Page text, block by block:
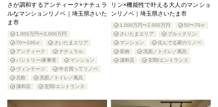
さが調和するアンティーク×ナチュラ
ルなマンションリノベ｜埼玉県さいた
ま市
1,000万円〜2,000万円
70〜100㎡
さいたまエリア
アンティーク
ナチュラル
パントリー/家事室
マンション
ヴィンテージ
中古買ってリノベ
北欧
洗面／トイレ／風呂
浦和店
玄関/エントランス
リン×機能性で叶える大人のマンショ
ンリノベ｜埼玉県さいたま市
1,000万円〜2,000万円
50〜70㎡
さいたまエリア
ブルックリン
マンション
住んでる家のリノベ
収納
洗面／トイレ／風呂
浦和店
玄関/エントランス